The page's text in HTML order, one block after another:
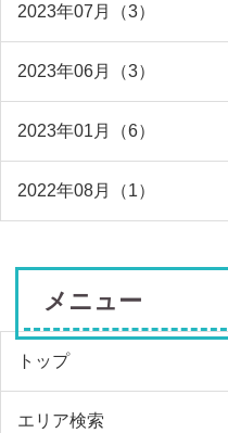
2023年07月（3）
2023年06月（3）
2023年01月（6）
2022年08月（1）
メニュー
トップ
エリア検索